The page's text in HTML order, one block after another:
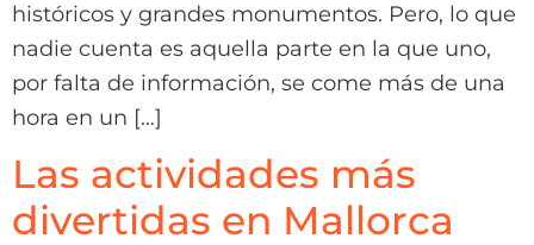
históricos y grandes monumentos. Pero, lo que
nadie cuenta es aquella parte en la que uno,
por falta de información, se come más de una
hora en un […]
Las actividades más
divertidas en Mallorca